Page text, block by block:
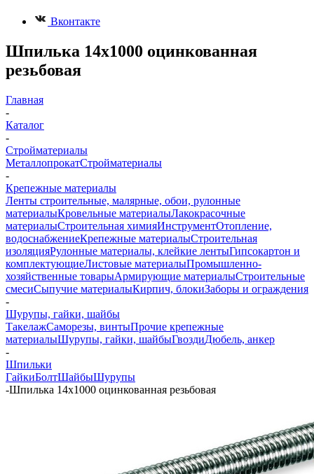
Вконтакте
Шпилька 14х1000 оцинкованная
резьбовая
Главная
-
Каталог
-
Стройматериалы
МеталлопрокатСтройматериалы
-
Крепежные материалы
Ленты строительные, малярные, обои, рулонные
материалыКровельные материалыЛакокрасочные
материалыСтроительная химияИнструментОтопление,
водоснабжениеКрепежные материалыСтроительная
изоляцияРулонные материалы, клейкие лентыГипсокартон и
комплектующиеЛистовые материалыПромышленно-
хозяйственные товарыАрмирующие материалыСтроительные
смесиСыпучие материалыКирпич, блокиЗаборы и ограждения
-
Шурупы, гайки, шайбы
ТакелажСаморезы, винтыПрочие крепежные
материалыШурупы, гайки, шайбыГвоздиДюбель, анкер
-
Шпильки
ГайкиБолтШайбыШурупы
-Шпилька 14х1000 оцинкованная резьбовая